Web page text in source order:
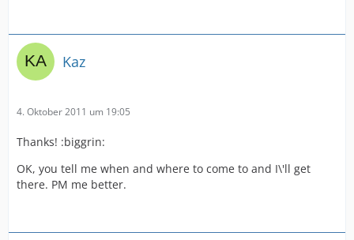
Kaz
4. Oktober 2011 um 19:05
Thanks! :biggrin:
OK, you tell me when and where to come to and I\'ll get
there. PM me better.